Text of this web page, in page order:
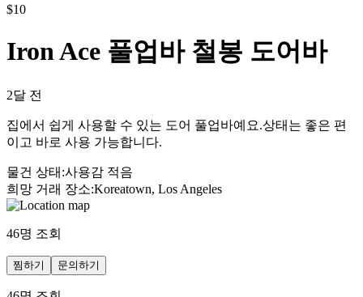
$10
Iron Ace 풀업바 철봉 도어바
2달 전
집에서 쉽게 사용할 수 있는 도어 풀업바예요.상태는 좋은 편
이고 바로 사용 가능합니다.
물건 상태 :사용감 적음
희망 거래 장소:Koreatown, Los Angeles
46명 조회
찜하기 문의하기